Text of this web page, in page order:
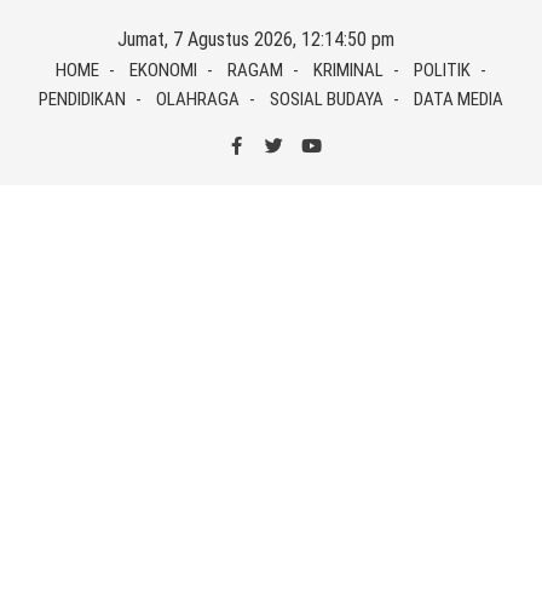
content
Jumat, 7 Agustus 2026, 12:14:50 pm
HOME EKONOMI RAGAM KRIMINAL
POLITIK
PENDIDIKAN
OLAHRAGA SOSIAL BUDAYA DATA MEDIA